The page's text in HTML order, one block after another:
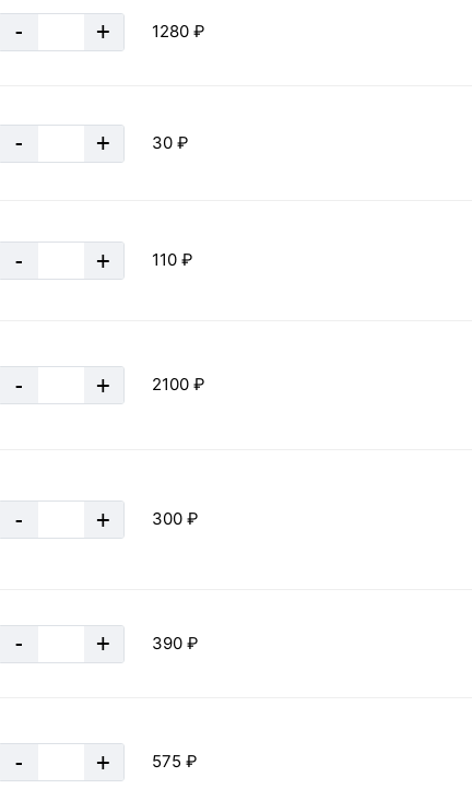
- + 1280 ₽
- + 30 ₽
- + 110 ₽
- + 2100 ₽
- + 300 ₽
- + 390 ₽
- + 575 ₽
Россия
3 мм